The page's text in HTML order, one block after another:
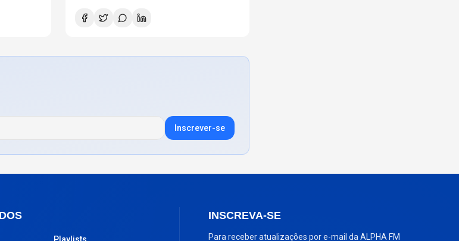
Inscrever-se
INSCREVA-SE
Para receber atualizações por e-mail da ALPHA FM